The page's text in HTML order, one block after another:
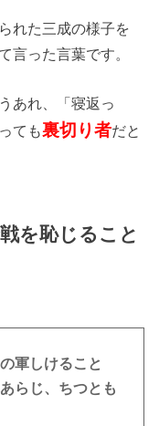
れた三成の様子を
言った言葉です。
あれ、「寝返っ
ても裏切り者だと
を恥じること
軍しけること
らじ、ちつとも